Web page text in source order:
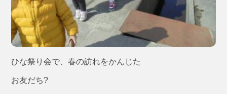
ひな祭り会で、春の訪れをかんじた
お友だち?